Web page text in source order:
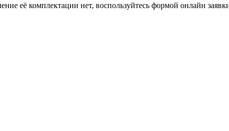
её комплектации нет, воспользуйтесь формой онлайн